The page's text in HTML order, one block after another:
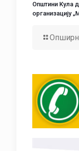
Општини Кула
организацију